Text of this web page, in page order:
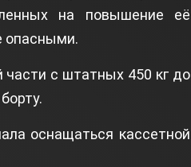
на повышение её
опасными.
с штатных 450 кг до
оснащаться кассетной